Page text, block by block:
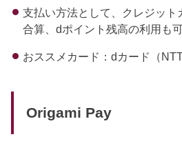
支払い方法として、クレジット
合算、dポイント残高の利用も
おススメカード：dカード（NTT
Origami Pay